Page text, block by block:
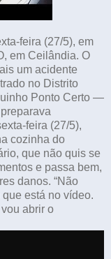
feira (27/5), em
em Ceilândia. O
um acidente
no Distrito
Ponto Certo —
feira (27/5),
cozinha do
que não quis se
e passa bem,
danos. “Não
está no vídeo.
abrir o